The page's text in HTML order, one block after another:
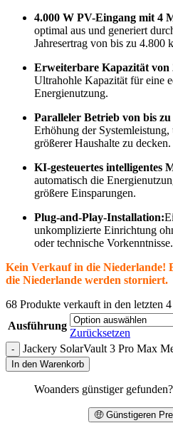
4.000 W PV-Eingang mit 4
optimal aus und generiert
Jahresertrag von bis zu 4.800
Erweiterbare Kapazität von
Ultrahohle Kapazität für eine
Energienutzung.
Paralleler Betrieb von bis
Erhöhung der
größerer Haushalte zu decken.
KI-gesteuertes intelligentes
automatisch die
größere Einsparungen.
Plug-and-Play-Installation:
unkomplizierte Einrichtung
oder technische Vorkenntnisse.
Kein Verkauf in die Niederlande!
die Niederlande werden storniert.
68 Produkte verkauft in den letzten
Ausführung
Zurücksetzen
Jackery SolarVault 3 Pro Max
In den Warenkorb
Woanders günstiger
🤑 Günstigeren